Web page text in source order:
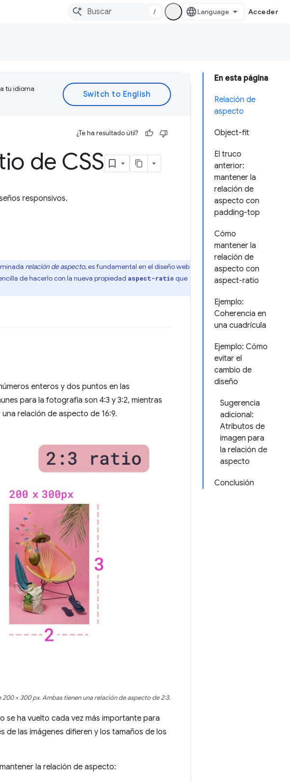
/ Acceder
En esta página
Relación de
aspecto
Object-fit
El truco
anterior:
mantener la
relación de
aspecto con
padding-top
Cómo
mantener la
relación de
aspecto con
aspect-ratio
Ejemplo:
Coherencia en
una cuadrícula
Ejemplo: Cómo
evitar el
cambio de
diseño
Sugerencia
adicional:
Atributos de
imagen para
la relación de
aspecto
Conclusión
tu idioma
¿Te ha resultado útil?
de CSS
responsivos.
relación de aspecto, es fundamental en el diseño web
de hacerlo con la nueva propiedad aspect-ratio que
enteros y dos puntos en las
para la fotografía son 4:3 y 3:2, mientras
relación de aspecto de 16:9.
× 300 px. Ambas tienen una relación de aspecto de 2:3.
se ha vuelto cada vez más importante para
de las imágenes difieren y los tamaños de los
la relación de aspecto: